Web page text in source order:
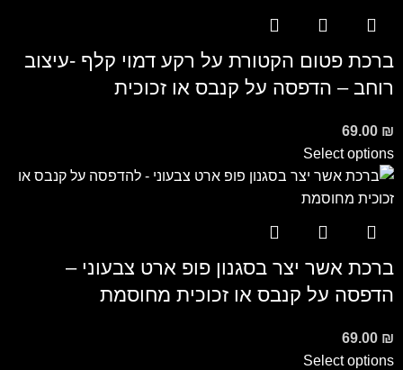
ברכת פטום הקטורת על רקע דמוי קלף -עיצוב
רוחב – הדפסה על קנבס או זכוכית
69.00 ₪
Select options
ברכת אשר יצר בסגנון פופ ארט צבעוני –
הדפסה על קנבס או זכוכית מחוסמת
69.00 ₪
Select options